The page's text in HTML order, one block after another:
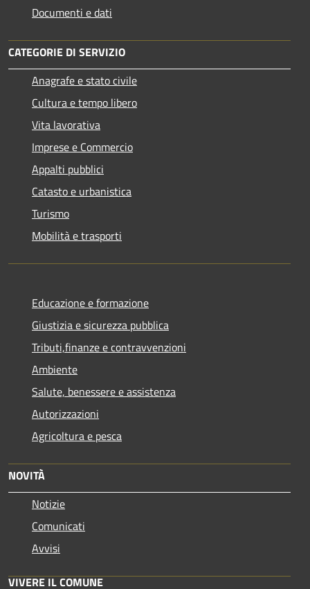
Documenti e dati
CATEGORIE DI SERVIZIO
Anagrafe e stato civile
Cultura e tempo libero
Vita lavorativa
Imprese e Commercio
Appalti pubblici
Catasto e urbanistica
Turismo
Mobilità e trasporti
Educazione e formazione
Giustizia e sicurezza pubblica
Tributi,finanze e contravvenzioni
Ambiente
Salute, benessere e assistenza
Autorizzazioni
Agricoltura e pesca
NOVITÀ
Notizie
Comunicati
Avvisi
VIVERE IL COMUNE